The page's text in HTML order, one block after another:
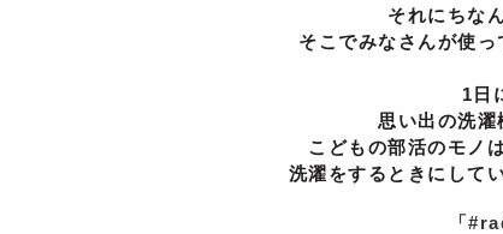
それにちな
そこでみなさんが使っ
1日
思い出の洗濯
こどもの部活のモノ
洗濯をするときにして
「